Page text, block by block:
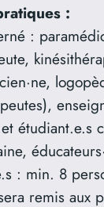
:
:
étudiant.e.s
: min. 8
remis aux